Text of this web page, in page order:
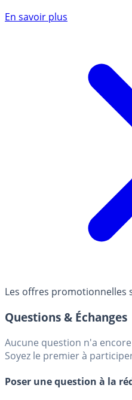
En savoir plus
Les offres promotionnelles
Questions & Échanges
Aucune question n'a
Soyez le premier à
Poser une question à la